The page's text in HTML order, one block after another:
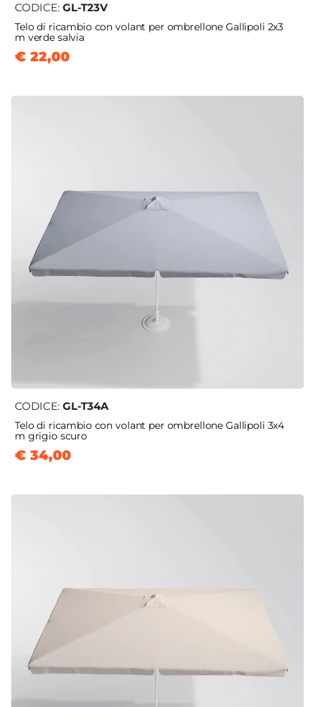
CODICE: GL-T23V
Telo di ricambio con volant per ombrellone Gallipoli 2x3
m verde salvia
€ 22,00
CODICE: GL-T34A
Telo di ricambio con volant per ombrellone Gallipoli 3x4
m grigio scuro
€ 34,00